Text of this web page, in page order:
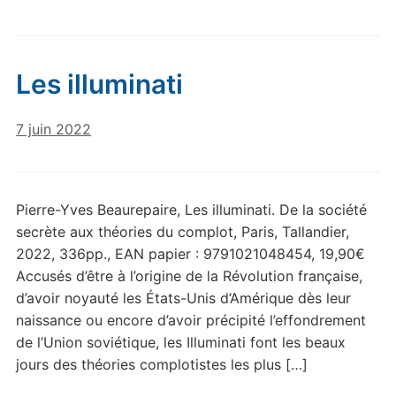
Les illuminati
7 juin 2022
Pierre-Yves Beaurepaire, Les illuminati. De la société
secrète aux théories du complot, Paris, Tallandier,
2022, 336pp., EAN papier : 9791021048454, 19,90€
Accusés d’être à l’origine de la Révolution française,
d’avoir noyauté les États-Unis d’Amérique dès leur
naissance ou encore d’avoir précipité l’effondrement
de l’Union soviétique, les Illuminati font les beaux
jours des théories complotistes les plus […]